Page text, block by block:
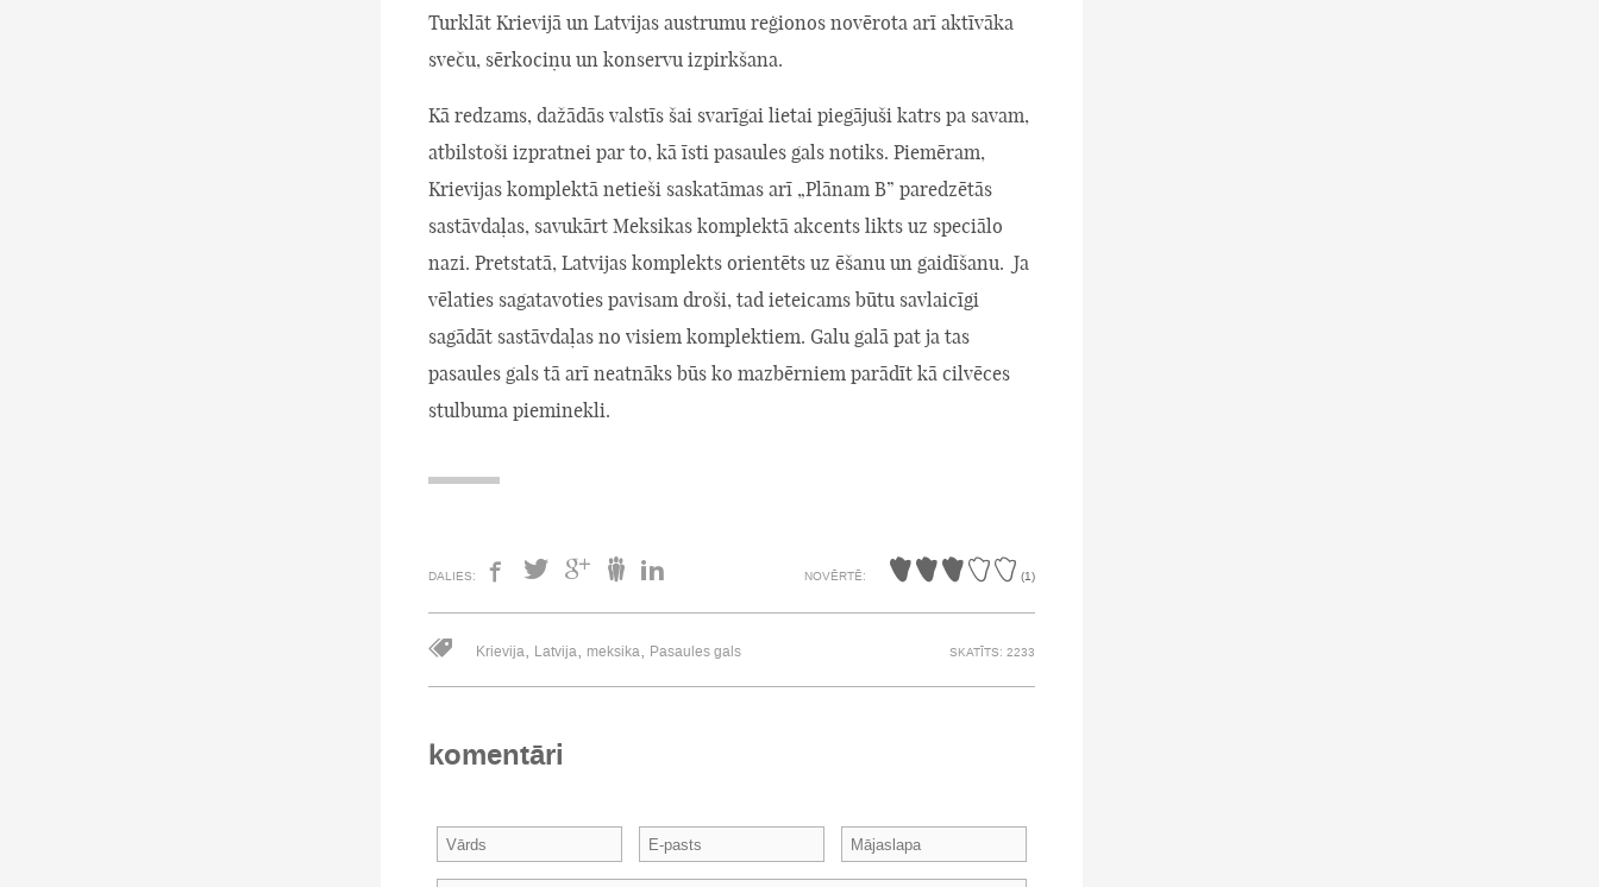
Turklāt Krievijā un Latvijas austrumu reģionos novērota arī aktīvāka
sveču, sērkociņu un konservu izpirkšana.
Kā redzams, dažādās valstīs šai svarīgai lietai piegājuši katrs pa savam,
atbilstoši izpratnei par to, kā īsti pasaules gals notiks. Piemēram,
Krievijas komplektā netieši saskatāmas arī „Plānam B” paredzētās
sastāvdaļas, savukārt Meksikas komplektā akcents likts uz speciālo
nazi. Pretstatā, Latvijas komplekts orientēts uz ēšanu un gaidīšanu. Ja
vēlaties sagatavoties pavisam droši, tad ieteicams būtu savlaicīgi
sagādāt sastāvdaļas no visiem komplektiem. Galu galā pat ja tas
pasaules gals tā arī neatnāks būs ko mazbērniem parādīt kā cilvēces
stulbuma pieminekli.
DALIES: NOVĒRTĒ: (1)
Krievija, Latvija, meksika, Pasaules gals SKATĪTS: 2233
komentāri